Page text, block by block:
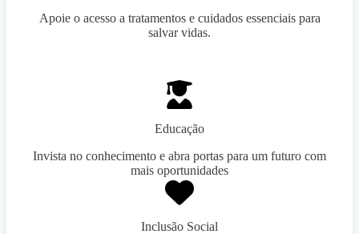
Apoie o acesso a tratamentos e cuidados essenciais para
salvar vidas.
Educação
Invista no conhecimento e abra portas para um futuro com
mais oportunidades
Inclusão Social